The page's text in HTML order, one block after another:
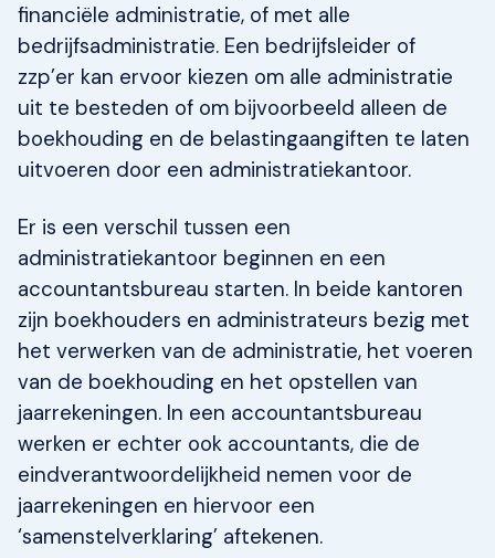
financiële administratie, of met alle
bedrijfsadministratie. Een bedrijfsleider of
zzp’er kan ervoor kiezen om alle administratie
uit te besteden of om bijvoorbeeld alleen de
boekhouding en de belastingaangiften te laten
uitvoeren door een administratiekantoor.
Er is een verschil tussen een
administratiekantoor beginnen en een
accountantsbureau starten. In beide kantoren
zijn boekhouders en administrateurs bezig met
het verwerken van de administratie, het voeren
van de boekhouding en het opstellen van
jaarrekeningen. In een accountantsbureau
werken er echter ook accountants, die de
eindverantwoordelijkheid nemen voor de
jaarrekeningen en hiervoor een
‘samenstelverklaring’ aftekenen.